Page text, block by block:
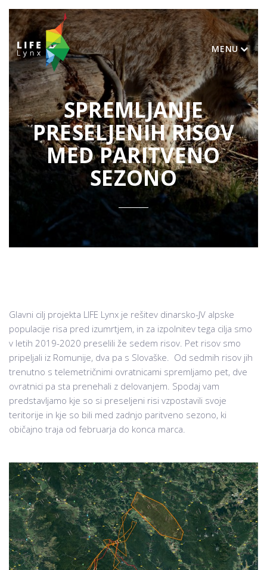
MENU
SPREMLJANJE
PRESELJENIH RISOV
MED PARITVENO
SEZONO
Glavni cilj projekta LIFE Lynx je rešitev dinarsko-JV alpske
populacije risa pred izumrtjem, in za izpolnitev tega cilja smo
v letih 2019-2020 preselili že sedem risov. Pet risov smo
pripeljali iz Romunije, dva pa s Slovaške. Od sedmih risov jih
trenutno s telemetričnimi ovratnicami spremljamo pet, dve
ovratnici pa sta prenehali z delovanjem. Spodaj vam
predstavljamo kje so si preseljeni risi vzpostavili svoje
teritorije in kje so bili med zadnjo paritveno sezono, ki
običajno traja od februarja do konca marca.